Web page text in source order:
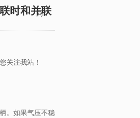
同？
时和并联
关注我站！
。如果气压不稳